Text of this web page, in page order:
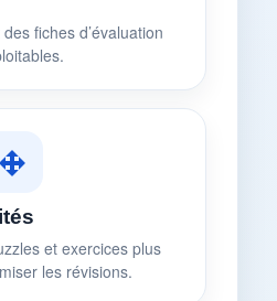
fiches d’évaluation
et exercices plus
les révisions.